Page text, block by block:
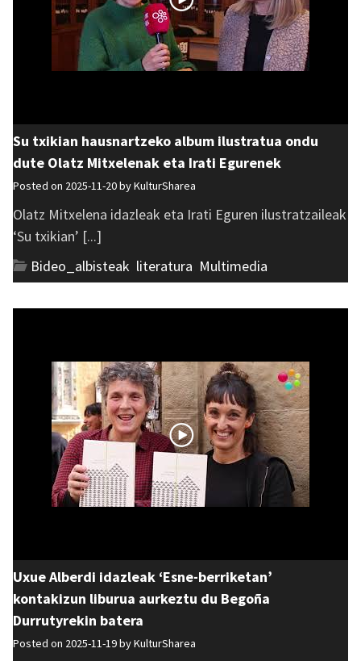
Su txikian hausnartzeko album ilustratua ondu
dute Olatz Mitxelenak eta Irati Egurenek
Posted on 2025-11-20 byKulturSharea
Olatz Mitxelena idazleak eta Irati Eguren ilustratzaileak
‘Su txikian’ [...]
Bideo_albisteak literatura Multimedia
Uxue Alberdi idazleak ‘Esne-berriketan’
kontakizun liburua aurkeztu du Begoña
Durrutyrekin batera
Posted on 2025-11-19 byKulturSharea